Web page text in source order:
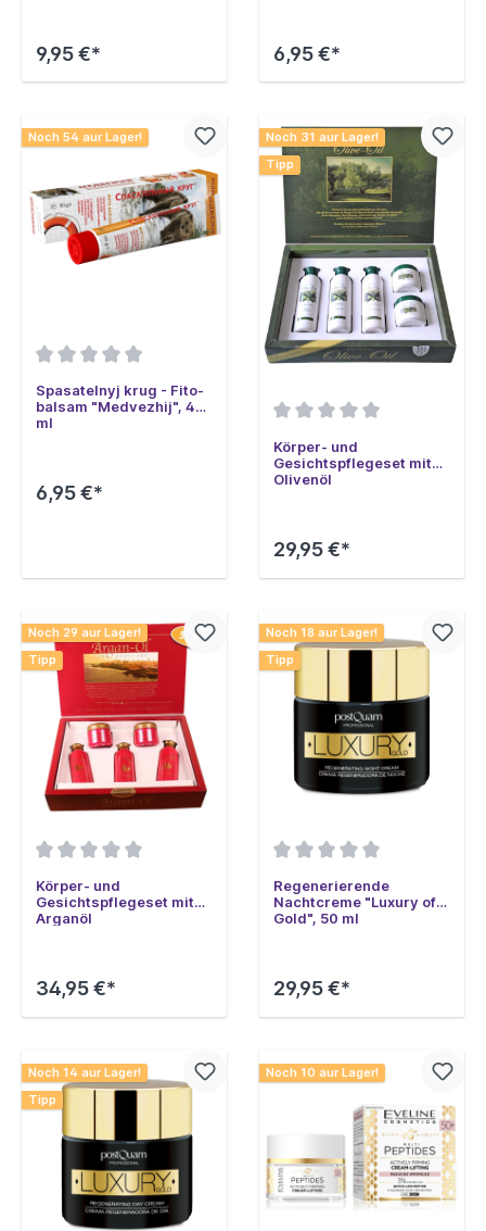
9,95 €* 6,95 €*
Noch 54 aur Lager!
Spasatelnyj krug - Fito-
balsam "Medvezhij", 45
ml
6,95 €*
Noch 31 aur Lager!
Tipp
Körper- und
Gesichtspflegeset mit
Olivenöl
29,95 €*
Noch 29 aur Lager!
Tipp
Körper- und
Gesichtspflegeset mit
Arganöl
34,95 €*
Noch 18 aur Lager!
Tipp
Regenerierende
Nachtcreme "Luxury of
Gold", 50 ml
29,95 €*
Noch 14 aur Lager!
Tipp
Noch 10 aur Lager!